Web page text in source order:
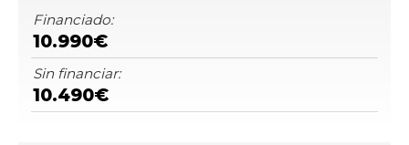
Financiado:
10.990€
Sin financiar:
10.490€